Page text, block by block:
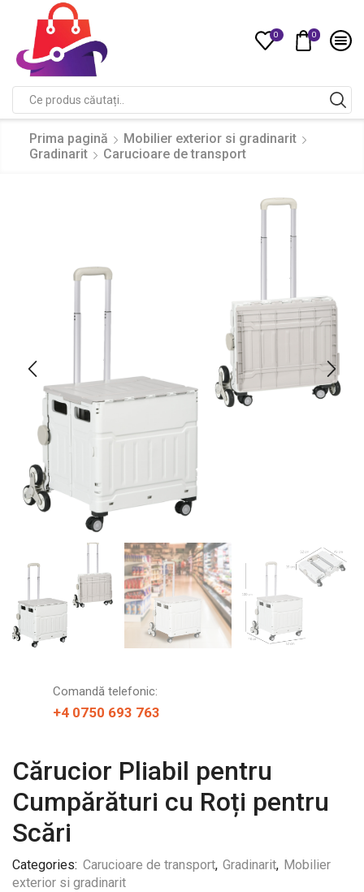
0 0
input
Prima pagină
Mobilier exterior si gradinarit
Gradinarit
Carucioare de transport
Comandă telefonic:
+4 0750 693 763
Cărucior Pliabil pentru
Cumpărături cu Roți pentru
Scări
Categories: Carucioare de transport, Gradinarit, Mobilier
exterior si gradinarit